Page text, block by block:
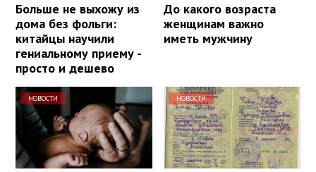
Больше не выхожу из
дома без фольги:
китайцы научили
гениальному приему -
просто и дешево
До какого возраста
женщинам важно
иметь мужчину
НОВОСТИ НОВОСТИ